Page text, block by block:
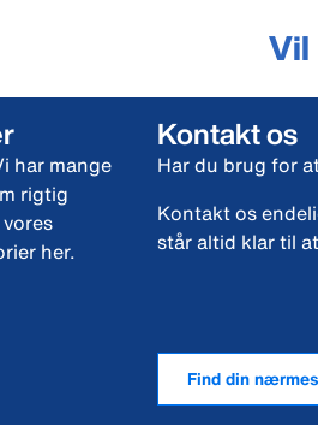
Vil
har mange
rigtig
her.
Kontakt os
Har du brug for
Kontakt os
står altid klar til
Find din